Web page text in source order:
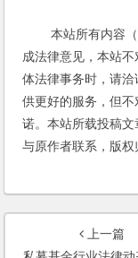
本站所有内容（
成法律意见，本站
体法律事务时，请
供更好的服务，但
诺。本站所载投稿
与原作者联系，版权
上一篇